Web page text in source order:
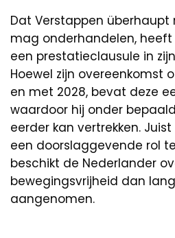
Dat Verstappen
mag onderhandelen,
een prestatieclausule in
Hoewel zijn overeenkomst
en met 2028, bevat deze
waardoor hij onder
eerder kan vertrekken.
een doorslaggevende rol
beschikt de Nederlander
bewegingsvrijheid dan
aangenomen.